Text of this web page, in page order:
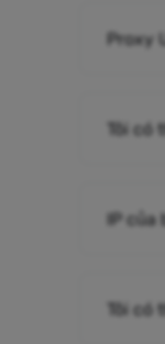
Proxy
Tôi
IP của
Tôi